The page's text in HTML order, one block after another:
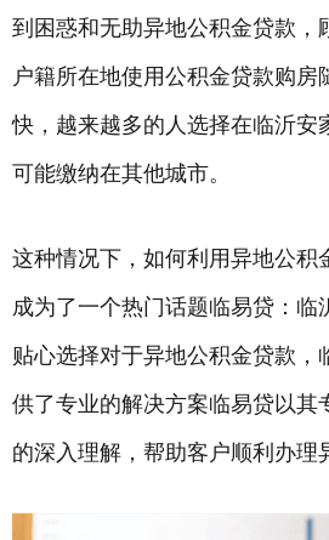
到困惑和无助异地公积金贷款，
户籍所在地使用公积金贷款购房
快，越来越多的人选择在临沂安
可能缴纳在其他城市。
这种情况下，如何利用异地公积
成为了一个热门话题临易贷：临
贴心选择对于异地公积金贷款，
供了专业的解决方案临易贷以其
的深入理解，帮助客户顺利办理